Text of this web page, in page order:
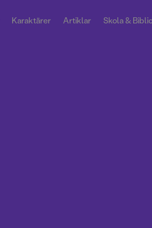
Karaktärer Artiklar Skola &